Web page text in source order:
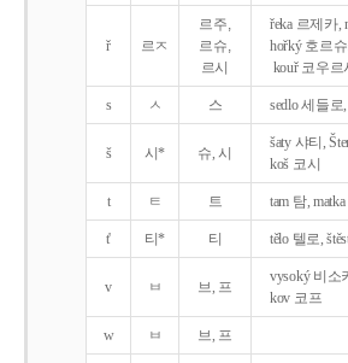
ř 르ㅈ
르주,
르슈,
르시
řeka 르제카,
hořký 호르
kouř 코우르
s ㅅ 스 sedlo 세들로
š 시* 슈, 시
šaty 샤티,
koš 코시
t ㅌ 트 tam 탐,
t' 티* 티 tělo 텔로,
v ㅂ 브, 프
vysoký 비소
kov 코프
w ㅂ 브, 프